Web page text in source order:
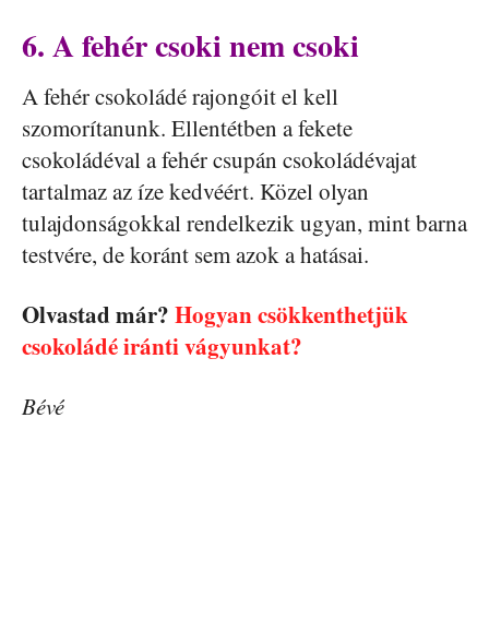
6. A fehér csoki nem csoki
A fehér csokoládé rajongóit el kell
szomorítanunk. Ellentétben a fekete
csokoládéval a fehér csupán csokoládévajat
tartalmaz az íze kedvéért. Közel olyan
tulajdonságokkal rendelkezik ugyan, mint barna
testvére, de koránt sem azok a hatásai.
Olvastad már? Hogyan csökkenthetjük
csokoládé iránti vágyunkat?
Bévé